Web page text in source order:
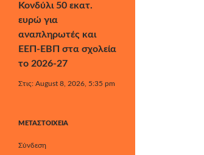
Κονδύλι 50 εκατ.
ευρώ για
αναπληρωτές και
ΕΕΠ-ΕΒΠ στα σχολεία
το 2026-27
Στις: August 8, 2026, 5:35 pm
ΜΕΤΑΣΤΟΙΧΕΊΑ
Σύνδεση